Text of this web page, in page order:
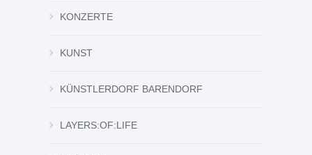
KONZERTE
KUNST
KÜNSTLERDORF BARENDORF
LAYERS:OF:LIFE